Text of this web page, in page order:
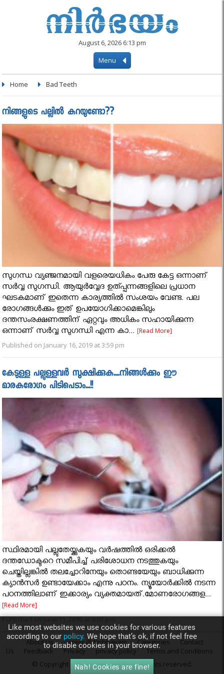
August 6, 2026 6:13 pm
Menu
Home Bad Teeth
നിങ്ങളുടെ പല്ലിൽ കറയുണ്ടോ??
സുഗന്ധ വ്യഞ്ജനമായി വളരെയധികം പേരു കേട്ട ഒന്നാണ്
സർവ്വ സുഗന്ധി. ആയുർവ്വേദ ഉത്പ്പന്നങ്ങളിലെ പ്രധാന
ഘടകമാണ് ഇതെന്ന കാര്യത്തിൽ സംശയം വേണ്ട. പല
രോഗങ്ങൾക്കും ഇത് ഉപയോഗിക്കാമെങ്കിലും
ദന്തസംരക്ഷണത്തിന് ഏറ്റവും അധികം സഹായിക്കുന്ന
ഒന്നാണ് സർവ്വ സുഗന്ധി എന്ന കാ...[Read More]
Published on January 16, 2019 at 3:59 pm
കേടുള്ള പല്ലുള്ളവര്‍ സൂക്ഷിക്കുക....നിങ്ങള്‍ക്കും ഈ
മാരകരോഗം പിടിപെടാം...!!
സ്ഥിരമായി പല്ലുതേയ്ക്കുകയും വര്‍ഷത്തില്‍ ഒരിക്കല്‍
ദന്തഡോക്ടറെ സമീപിച്ച് പരിശോധന നടത്തുകയും
ചെയ്തില്ലങ്കില്‍ തലച്ചോറിനേയും തൊണ്ടയേയും ബാധിക്കുന്ന
ക്യാന്‍സര്‍ ഉണ്ടായേക്കാം എന്നു പഠനം. ന്യൂയോര്‍ക്കില്‍ നടന്ന
പഠനത്തിലാണ് ഇക്കാര്യം വ്യക്തമായത്.മോണരോഗങ്ങള...
[Read More]
Published on June 11, 2016 at 8:01 pm
About Us Career @ Nirbhayam Categories
Contact
Us
Feedback Privacy privacy policy
Terms and Conditions
© Copyright 2016Nirbhayam.com . All rights reserved.
Like most websites we use cookies for various features
according to our policy. We hope that’s ok, if not feel free
to disable cookies in your browser.
Nah! Cookies are fine!